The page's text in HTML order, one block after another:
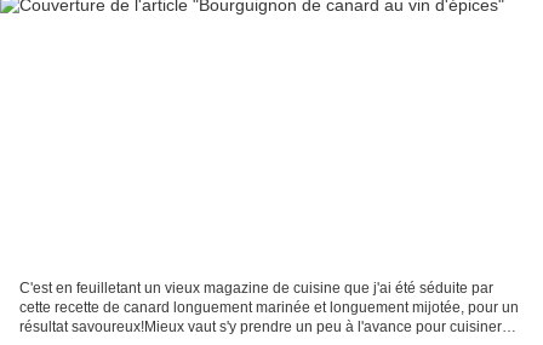
C'est en feuilletant un vieux magazine de cuisine que j'ai été séduite par
cette recette de canard longuement marinée et longuement mijotée, pour un
résultat savoureux!Mieux vaut s'y prendre un peu à l'avance pour cuisiner